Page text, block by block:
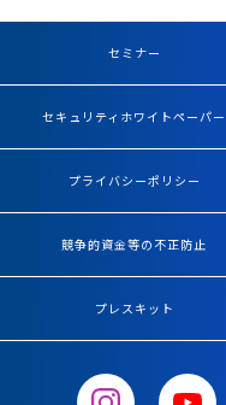
セミナー
セキュリティホワイトペーパー
プライバシーポリシー
競争的資金等の不正防止
プレスキット